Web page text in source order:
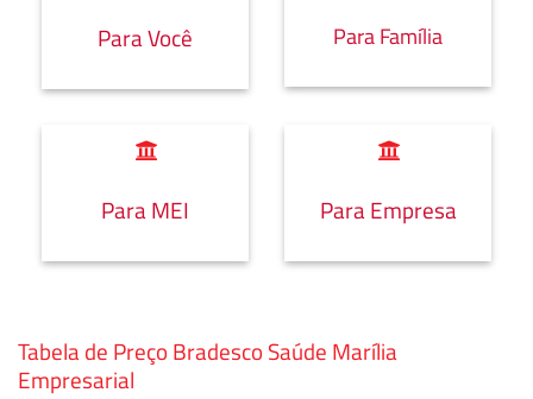
Para Você Para Família
Para MEI Para Empresa
Tabela de Preço Bradesco Saúde Marília
Empresarial